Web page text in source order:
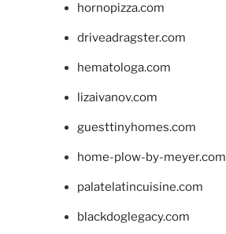
hornopizza.com
driveadragster.com
hematologa.com
lizaivanov.com
guesttinyhomes.com
home-plow-by-meyer.com
palatelatincuisine.com
blackdoglegacy.com